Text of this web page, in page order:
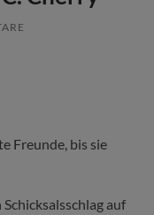
Freunde, bis sie
auf